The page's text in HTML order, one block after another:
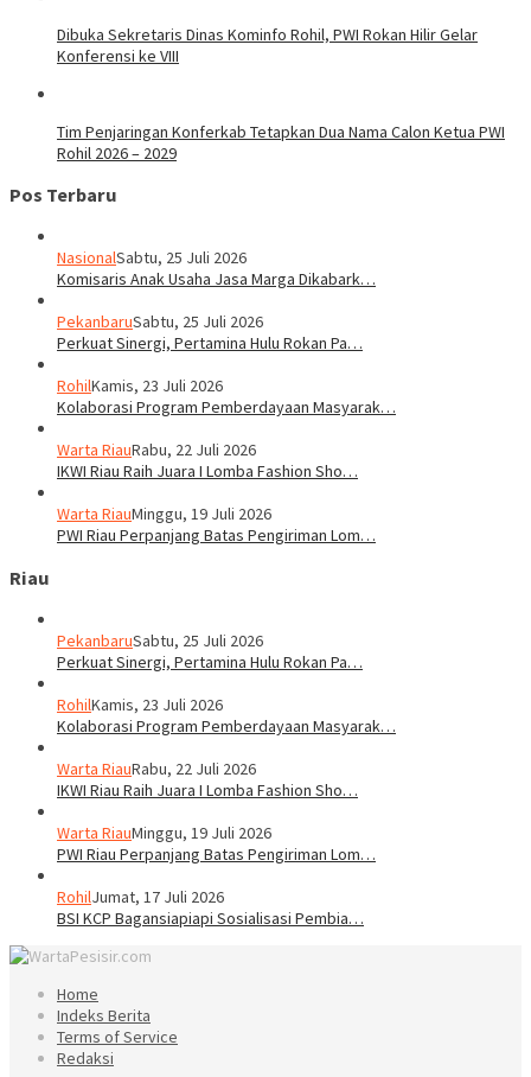
Dibuka Sekretaris Dinas Kominfo Rohil, PWI Rokan Hilir Gelar
Konferensi ke VIII
Tim Penjaringan Konferkab Tetapkan Dua Nama Calon Ketua PWI
Rohil 2026 – 2029
Pos Terbaru
NasionalSabtu, 25 Juli 2026
Komisaris Anak Usaha Jasa Marga Dikabark…
PekanbaruSabtu, 25 Juli 2026
Perkuat Sinergi, Pertamina Hulu Rokan Pa…
RohilKamis, 23 Juli 2026
Kolaborasi Program Pemberdayaan Masyarak…
Warta RiauRabu, 22 Juli 2026
IKWI Riau Raih Juara I Lomba Fashion Sho…
Warta RiauMinggu, 19 Juli 2026
PWI Riau Perpanjang Batas Pengiriman Lom…
Riau
PekanbaruSabtu, 25 Juli 2026
Perkuat Sinergi, Pertamina Hulu Rokan Pa…
RohilKamis, 23 Juli 2026
Kolaborasi Program Pemberdayaan Masyarak…
Warta RiauRabu, 22 Juli 2026
IKWI Riau Raih Juara I Lomba Fashion Sho…
Warta RiauMinggu, 19 Juli 2026
PWI Riau Perpanjang Batas Pengiriman Lom…
RohilJumat, 17 Juli 2026
BSI KCP Bagansiapiapi Sosialisasi Pembia…
Home
Indeks Berita
Terms of Service
Redaksi